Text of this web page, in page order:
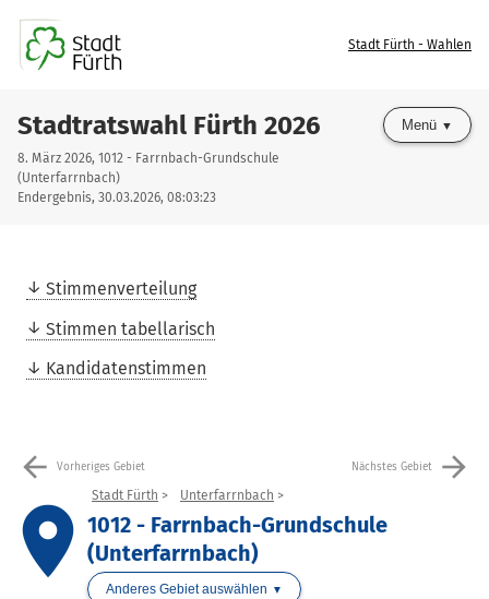
Stadt Fürth - Wahlen
Stadtratswahl Fürth 2026
8. März 2026, 1012 - Farrnbach-Grundschule
(Unterfarrnbach)
Endergebnis, 30.03.2026, 08:03:23
Menü
Stimmenverteilung
Stimmen tabellarisch
Kandidatenstimmen
arrow_back Vorheriges Gebiet Nächstes Gebiet arrow_forward
place
Stadt Fürth Unterfarrnbach
1012 - Farrnbach-Grundschule
(Unterfarrnbach)
Anderes Gebiet auswählen